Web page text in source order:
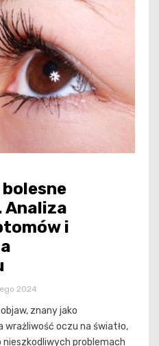
Analiza
i
2024
znany jako
oczu na światło,
problemach